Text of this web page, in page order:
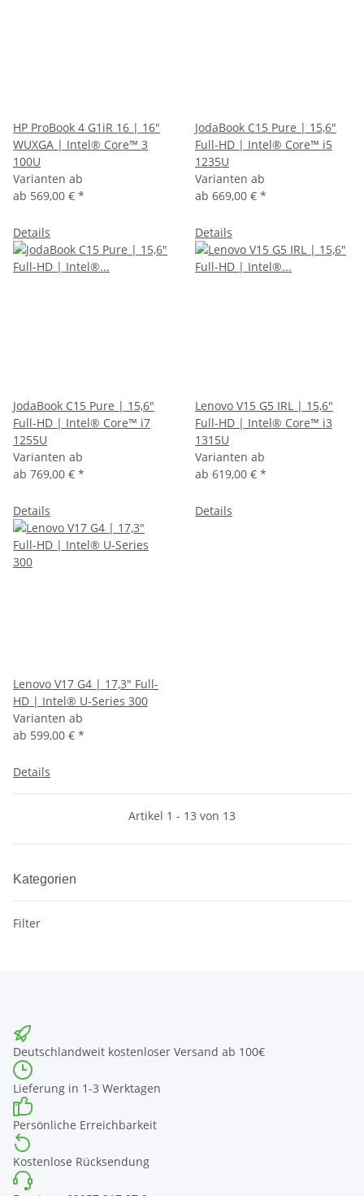
HP ProBook 4 G1iR 16 | 16"
WUXGA | Intel® Core™ 3
100U
Varianten ab
ab 569,00 € *
Details
JodaBook C15 Pure | 15,6"
Full-HD | Intel® Core™ i5
1235U
Varianten ab
ab 669,00 € *
Details
JodaBook C15 Pure | 15,6"
Full-HD | Intel® Core™ i7
1255U
Varianten ab
ab 769,00 € *
Details
Lenovo V15 G5 IRL | 15,6"
Full-HD | Intel® Core™ i3
1315U
Varianten ab
ab 619,00 € *
Details
Lenovo V17 G4 | 17,3" Full-
HD | Intel® U-Series 300
Varianten ab
ab 599,00 € *
Details
Artikel 1 - 13 von 13
Kategorien
Filter
Deutschlandweit kostenloser Versand ab 100€
Lieferung in 1-3 Werktagen
Persönliche Erreichbarkeit
Kostenlose Rücksendung